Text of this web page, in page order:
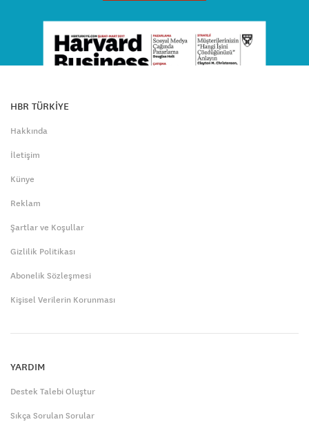
HBR TÜRKİYE
Hakkında
İletişim
Künye
Reklam
Şartlar ve Koşullar
Gizlilik Politikası
Abonelik Sözleşmesi
Kişisel Verilerin Korunması
YARDIM
Destek Talebi Oluştur
Sıkça Sorulan Sorular